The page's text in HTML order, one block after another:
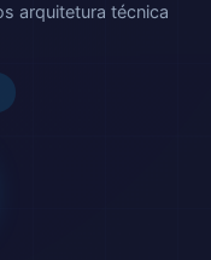
arquitetura técnica